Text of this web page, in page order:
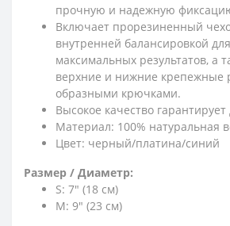
прочную и надежную
Включает прорезиненный
внутренней балансировкой
максимальных результатов, а
верхние и нижние крепежные
образными крючками.
Высокое качество гарантирует
Материал: 100% натуральная
Цвет: черный/платина/синий
Размер / Диаметр:
S: 7" (18 см)
M: 9" (23 см)